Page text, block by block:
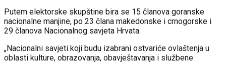
Putem elektorske skupštine bira se 15 članova goranske
nacionalne manjine, po 23 člana makedonske i crnogorske i
29 članova Nacionalnog savjeta Hrvata.
„Nacionalni savjeti koji budu izabrani ostvariće ovlaštenja u
oblasti kulture, obrazovanja, obavještavanja i službene